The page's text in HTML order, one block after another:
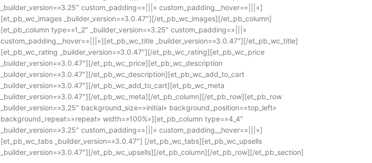
_builder_version=»3.25″ custom_padding=»|||» custom_padding__hover=»|||»]
[et_pb_wc_images _builder_version=»3.0.47″][/et_pb_wc_images][/et_pb_column]
[et_pb_column type=»1_2″ _builder_version=»3.25″ custom_padding=»|||»
custom_padding__hover=»|||»][et_pb_wc_title _builder_version=»3.0.47″][/et_pb_wc_title]
[et_pb_wc_rating _builder_version=»3.0.47″][/et_pb_wc_rating][et_pb_wc_price
_builder_version=»3.0.47″][/et_pb_wc_price][et_pb_wc_description
_builder_version=»3.0.47″][/et_pb_wc_description][et_pb_wc_add_to_cart
_builder_version=»3.0.47″][/et_pb_wc_add_to_cart][et_pb_wc_meta
_builder_version=»3.0.47″][/et_pb_wc_meta][/et_pb_column][/et_pb_row][et_pb_row
_builder_version=»3.25″ background_size=»initial» background_position=»top_left»
background_repeat=»repeat» width=»100%»][et_pb_column type=»4_4″
_builder_version=»3.25″ custom_padding=»|||» custom_padding__hover=»|||»]
[et_pb_wc_tabs _builder_version=»3.0.47″] [/et_pb_wc_tabs][et_pb_wc_upsells
_builder_version=»3.0.47″][/et_pb_wc_upsells][/et_pb_column][/et_pb_row][/et_pb_section]